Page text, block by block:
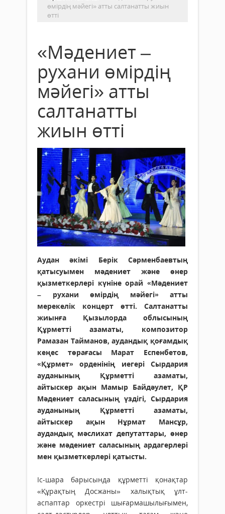
өмірдің мәйегі» атты салтанатты жиын
өтті
«Мәдениет –
рухани өмірдің
мәйегі» атты
салтанатты
жиын өтті
Аудан әкімі Берік Сәрменбаевтың
қатысуымен мәдениет және өнер
қызметкерлері күніне орай «Мәдениет
– рухани өмірдің мәйегі» атты
мерекелік концерт өтті. Салтанатты
жиынға Қызылорда облысының
Құрметті азаматы, композитор
Рамазан Тайманов, аудандық қоғамдық
кеңес төрағасы Марат Еспенбетов,
«Құрмет» орденінің иегері Сырдария
ауданының Құрметті азаматы,
айтыскер ақын Мамыр Байдәулет, ҚР
Мәдениет саласының үздігі, Сырдария
ауданының Құрметті азаматы,
айтыскер ақын Нұрмат Мансұр,
аудандық мәслихат депутаттары, өнер
және мәдениет саласының ардагерлері
мен қызметкерлері қатысты.
Іс-шара барысында құрметті қонақтар
«Құрақтың Досжаны» халықтық ұлт-
аспаптар оркестрі шығармашылығымен,